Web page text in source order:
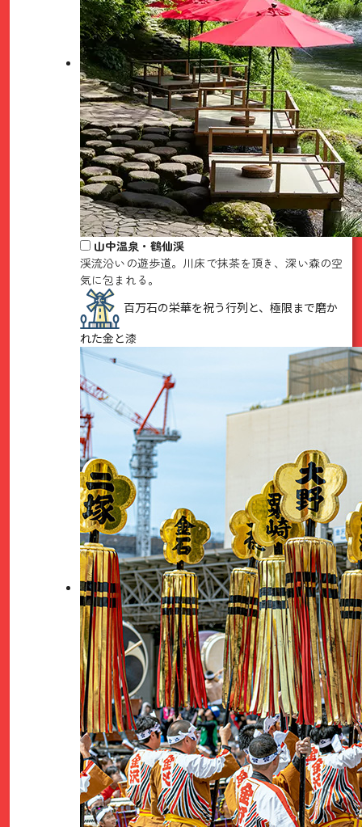
山中温泉・鶴仙渓
渓流沿いの遊歩道。川床で抹茶を頂き、深い森の空
気に包まれる。
百万石の栄華を祝う行列と、極限まで磨か
れた金と漆